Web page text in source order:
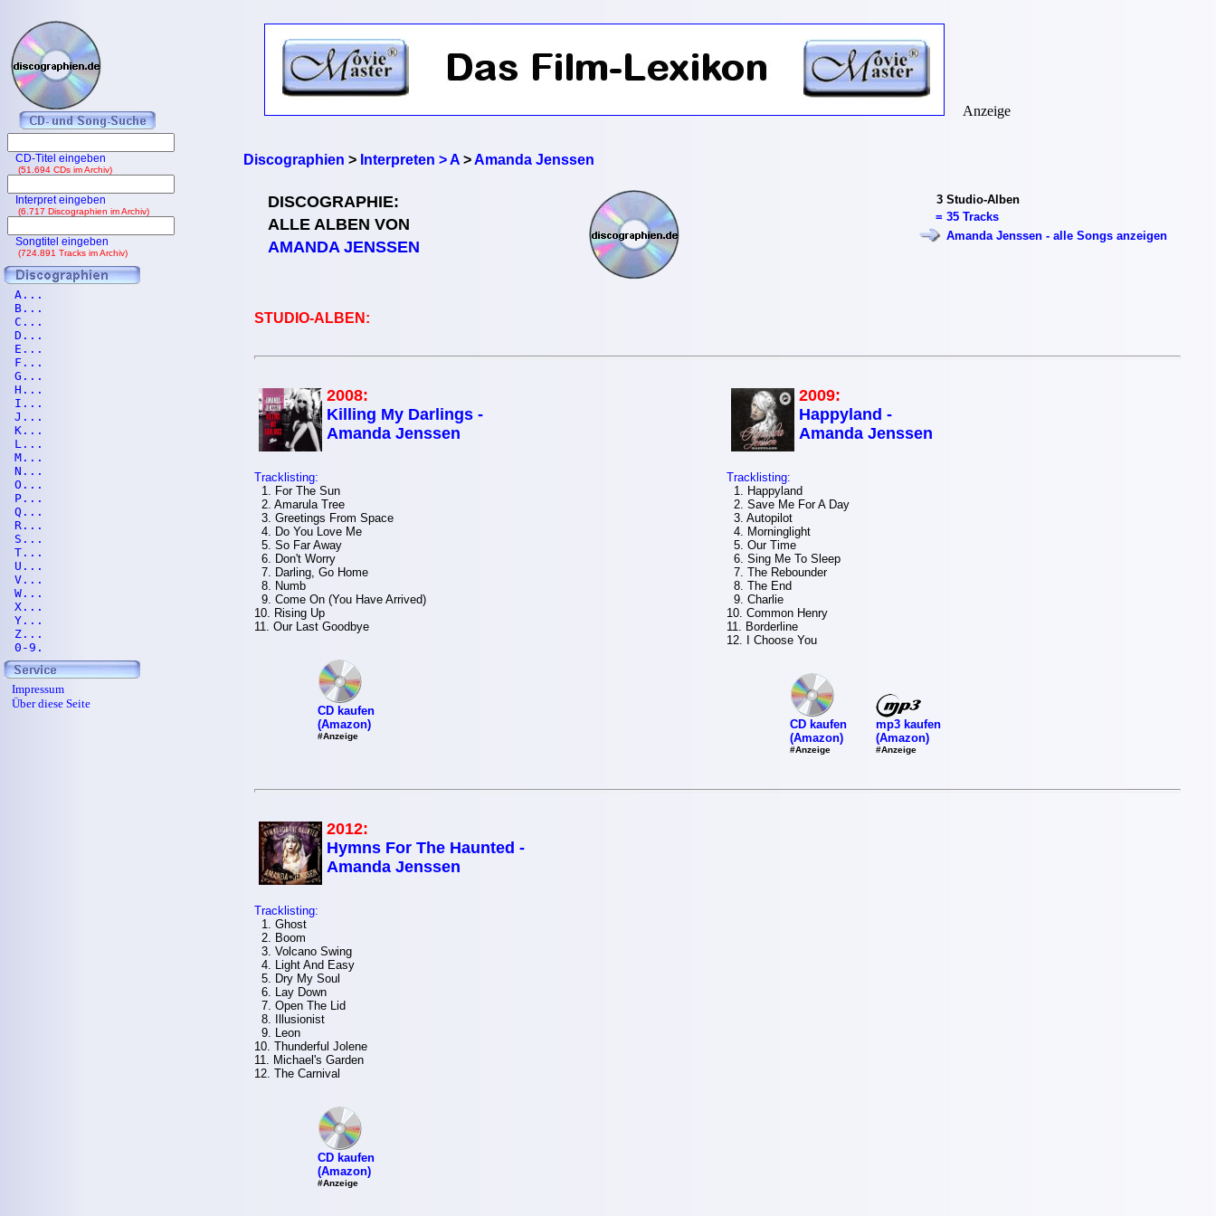
Discographien > Interpreten > A>Amanda Jenssen
DISCOGRAPHIE:
ALLE ALBEN VON
AMANDA JENSSEN
3 Studio-Alben
= 35 Tracks
Amanda Jenssen - alle Songs anzeigen
STUDIO-ALBEN:
2008:
Killing My Darlings -
Amanda Jenssen
Tracklisting:
1. For The Sun
2. Amarula Tree
3. Greetings From Space
4. Do You Love Me
5. So Far Away
6. Don't Worry
7. Darling, Go Home
8. Numb
9. Come On (You Have Arrived)
10. Rising Up
11. Our Last Goodbye
CD kaufen
(Amazon)
#Anzeige
2009:
Happyland -
Amanda Jenssen
Tracklisting:
1. Happyland
2. Save Me For A Day
3. Autopilot
4. Morninglight
5. Our Time
6. Sing Me To Sleep
7. The Rebounder
8. The End
9. Charlie
10. Common Henry
11. Borderline
12. I Choose You
CD kaufen
(Amazon)
#Anzeige
mp3 kaufen
(Amazon)
#Anzeige
2012:
Hymns For The Haunted -
Amanda Jenssen
Tracklisting:
1. Ghost
2. Boom
3. Volcano Swing
4. Light And Easy
5. Dry My Soul
6. Lay Down
7. Open The Lid
8. Illusionist
9. Leon
10. Thunderful Jolene
11. Michael's Garden
12. The Carnival
CD kaufen
(Amazon)
#Anzeige
Anzeige
CD-Titel eingeben
(51.694 CDs im Archiv)
Interpret eingeben
(6.717 Discographien im Archiv)
Songtitel eingeben
(724.891 Tracks im Archiv)
A...
B...
C...
D...
E...
F...
G...
H...
I...
J...
K...
L...
M...
N...
O...
P...
Q...
R...
S...
T...
U...
V...
W...
X...
Y...
Z...
0-9.
Impressum
Über diese Seite